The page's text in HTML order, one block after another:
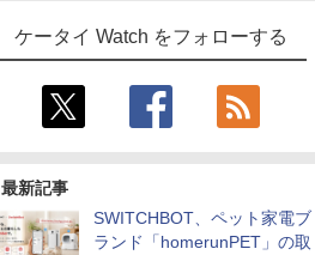
ケータイ Watch をフォローする
最新記事
SWITCHBOT、ペット家電ブ
ランド「homerunPET」の取